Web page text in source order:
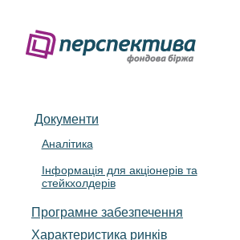
Документи
Аналітика
Інформація для акціонерів та
стейкхолдерів
Програмне забезпечення
Характеристика pинків